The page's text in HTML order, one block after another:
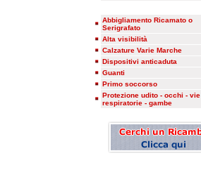
Abbigliamento Ricamato o
Serigrafato
Alta visibilità
Calzature Varie Marche
Dispositivi anticaduta
Guanti
Primo soccorso
Protezione udito - occhi - vie
respiratorie - gambe